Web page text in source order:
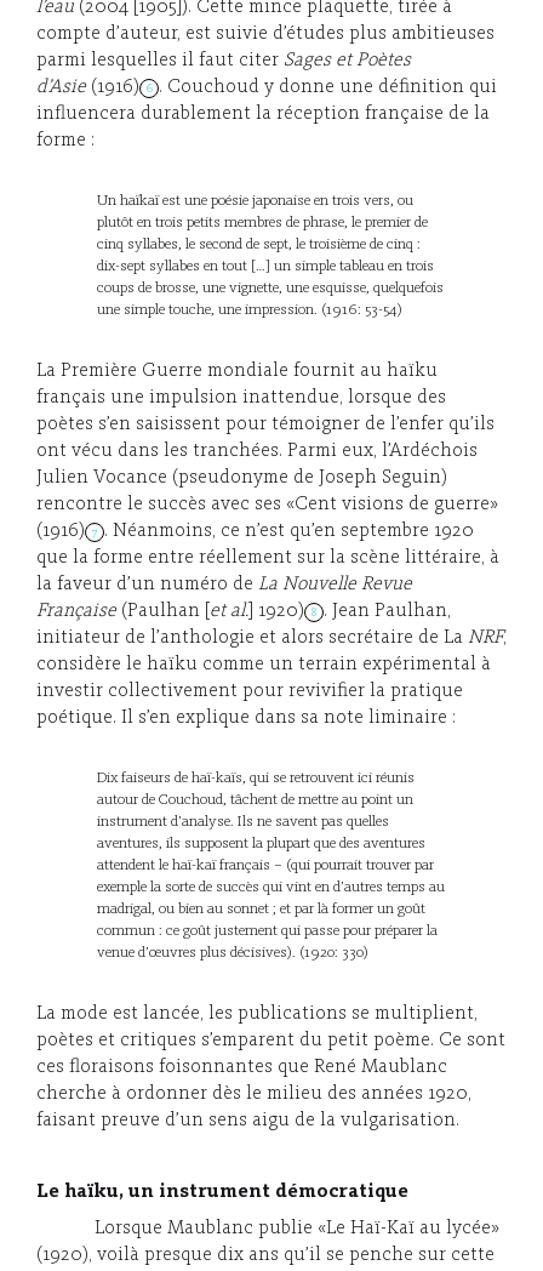
l’eau (2004 [1905]). Cette mince plaquette, tirée à
compte d’auteur, est suivie d’études plus ambitieuses
parmi lesquelles il faut citer Sages et Poètes
d’Asie (1916) 6
. Couchoud y donne une définition qui
influencera durablement la réception française de la
forme :
Un haïkaï est une poésie japonaise en trois vers, ou
plutôt en trois petits membres de phrase, le premier de
cinq syllabes, le second de sept, le troisième de cinq :
dix-sept syllabes en tout […] un simple tableau en trois
coups de brosse, une vignette, une esquisse, quelquefois
une simple touche, une impression. (1916: 53-54)
La Première Guerre mondiale fournit au haïku
français une impulsion inattendue, lorsque des
poètes s’en saisissent pour témoigner de l’enfer qu’ils
ont vécu dans les tranchées. Parmi eux, l’Ardéchois
Julien Vocance (pseudonyme de Joseph Seguin)
rencontre le succès avec ses «Cent visions de guerre»
(1916)
7
. Néanmoins, ce n’est qu’en septembre 1920
que la forme entre réellement sur la scène littéraire, à
la faveur d’un numéro de La Nouvelle Revue
Française (Paulhan [ et al. ] 1920) 8
. Jean Paulhan,
initiateur de l’anthologie et alors secrétaire de La NRF,
considère le haïku comme un terrain expérimental à
investir collectivement pour revivifier la pratique
poétique. Il s’en explique dans sa note liminaire :
Dix faiseurs de haï-kaïs, qui se retrouvent ici réunis
autour de Couchoud, tâchent de mettre au point un
instrument d’analyse. Ils ne savent pas quelles
aventures, ils supposent la plupart que des aventures
attendent le haï-kaï français – (qui pourrait trouver par
exemple la sorte de succès qui vint en d’autres temps au
madrigal, ou bien au sonnet ; et par là former un goût
commun : ce goût justement qui passe pour préparer la
venue d’œuvres plus décisives). (1920: 330)
La mode est lancée, les publications se multiplient,
poètes et critiques s’emparent du petit poème. Ce sont
ces floraisons foisonnantes que René Maublanc
cherche à ordonner dès le milieu des années 1920,
faisant preuve d’un sens aigu de la vulgarisation.
Le haïku, un instrument démocratique
Lorsque Maublanc publie «Le Haï-Kaï au lycée»
(1920), voilà presque dix ans qu’il se penche sur cette